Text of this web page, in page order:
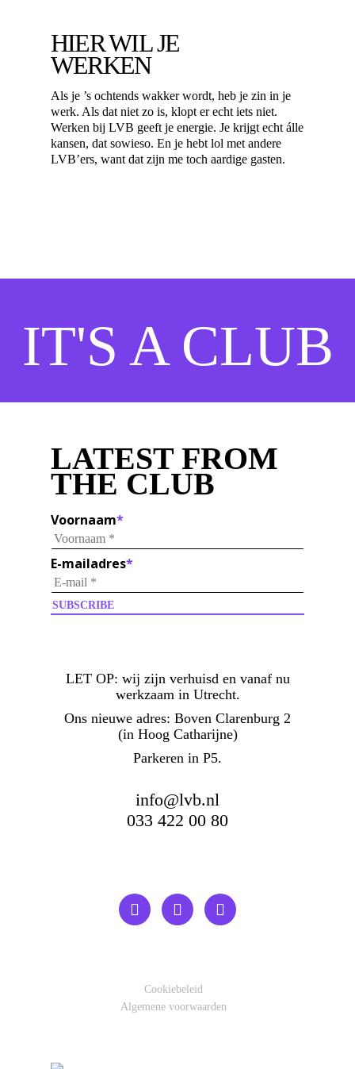
HIER WIL JE
WERKEN
Als je ’s ochtends wakker wordt, heb je zin in je
werk. Als dat niet zo is, klopt er echt iets niet.
Werken bij LVB geeft je energie. Je krijgt echt álle
kansen, dat sowieso. En je hebt lol met andere
LVB’ers, want dat zijn me toch aardige gasten.
IT'S A CLUB
LATEST FROM
THE CLUB
Voornaam*
E-mailadres*
LET OP: wij zijn verhuisd en vanaf nu
werkzaam in Utrecht.
Ons nieuwe adres: Boven Clarenburg 2
(in Hoog Catharijne)
Parkeren in P5.
info@lvb.nl
033 422 00 80
Cookiebeleid
Algemene voorwaarden